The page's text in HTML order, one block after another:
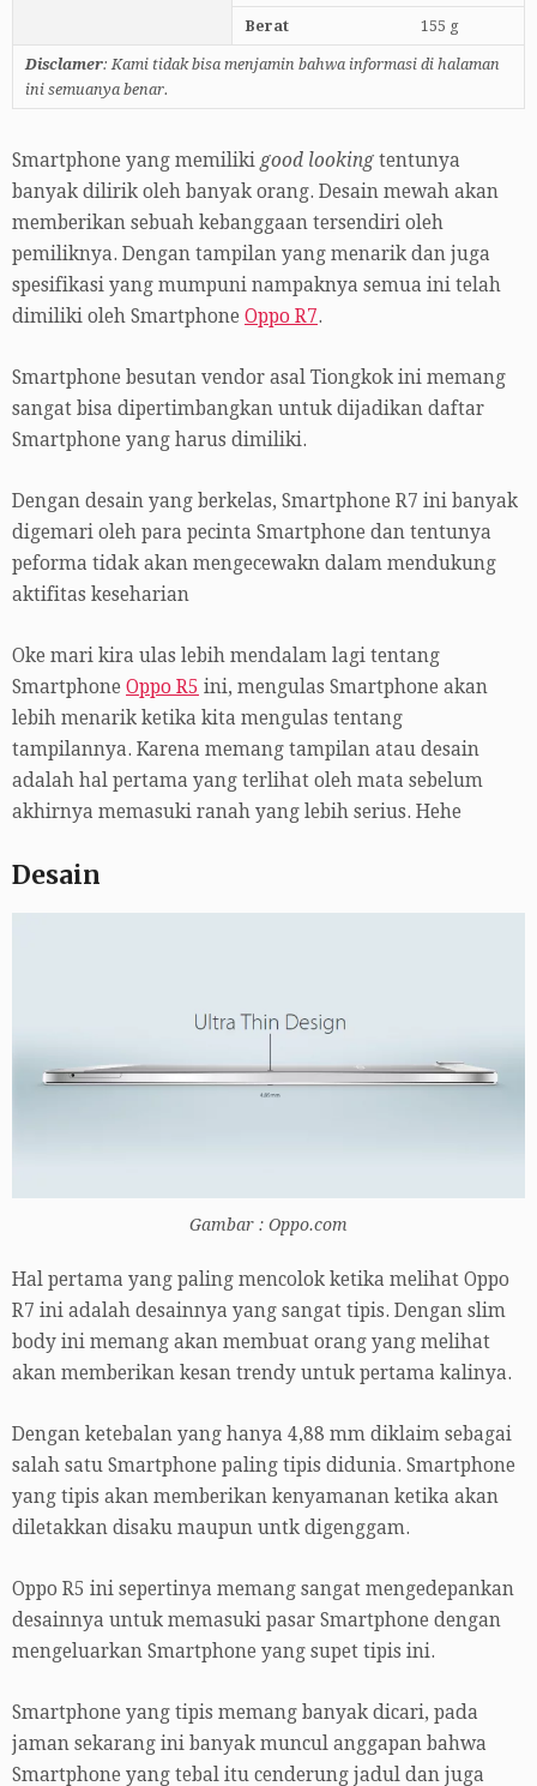
Berat 155 g
Disclamer: Kami tidak bisa menjamin bahwa informasi di halaman
ini semuanya benar.
Smartphone yang memiliki good looking tentunya
banyak dilirik oleh banyak orang. Desain mewah akan
memberikan sebuah kebanggaan tersendiri oleh
pemiliknya. Dengan tampilan yang menarik dan juga
spesifikasi yang mumpuni nampaknya semua ini telah
dimiliki oleh Smartphone Oppo R7.
Smartphone besutan vendor asal Tiongkok ini memang
sangat bisa dipertimbangkan untuk dijadikan daftar
Smartphone yang harus dimiliki.
Dengan desain yang berkelas, Smartphone R7 ini banyak
digemari oleh para pecinta Smartphone dan tentunya
peforma tidak akan mengecewakn dalam mendukung
aktifitas keseharian
Oke mari kira ulas lebih mendalam lagi tentang
Smartphone Oppo R5 ini, mengulas Smartphone akan
lebih menarik ketika kita mengulas tentang
tampilannya. Karena memang tampilan atau desain
adalah hal pertama yang terlihat oleh mata sebelum
akhirnya memasuki ranah yang lebih serius. Hehe
Desain
Gambar : Oppo.com
Hal pertama yang paling mencolok ketika melihat Oppo
R7 ini adalah desainnya yang sangat tipis. Dengan slim
body ini memang akan membuat orang yang melihat
akan memberikan kesan trendy untuk pertama kalinya.
Dengan ketebalan yang hanya 4,88 mm diklaim sebagai
salah satu Smartphone paling tipis didunia. Smartphone
yang tipis akan memberikan kenyamanan ketika akan
diletakkan disaku maupun untk digenggam.
Oppo R5 ini sepertinya memang sangat mengedepankan
desainnya untuk memasuki pasar Smartphone dengan
mengeluarkan Smartphone yang supet tipis ini.
Smartphone yang tipis memang banyak dicari, pada
jaman sekarang ini banyak muncul anggapan bahwa
Smartphone yang tebal itu cenderung jadul dan juga